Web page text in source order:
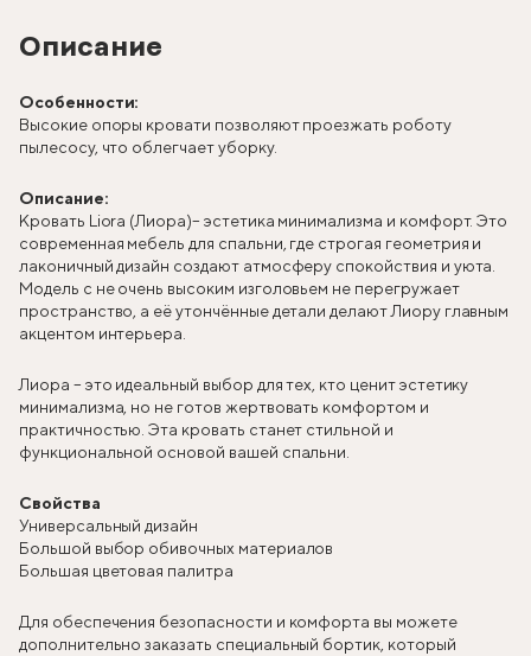
Описание
Особенности:
Высокие опоры кровати позволяют проезжать роботу
пылесосу, что облегчает уборку.
Описание:
Кровать Liora (Лиора)– эстетика минимализма и комфорт. Это
современная мебель для спальни, где строгая геометрия и
лаконичный дизайн создают атмосферу спокойствия и уюта.
Модель с не очень высоким изголовьем не перегружает
пространство, а её утончённые детали делают Лиору главным
акцентом интерьера.
Лиора – это идеальный выбор для тех, кто ценит эстетику
минимализма, но не готов жертвовать комфортом и
практичностью. Эта кровать станет стильной и
функциональной основой вашей спальни.
Свойства
Универсальный дизайн
Большой выбор обивочных материалов
Большая цветовая палитра
Для обеспечения безопасности и комфорта вы можете
дополнительно заказать специальный бортик, который